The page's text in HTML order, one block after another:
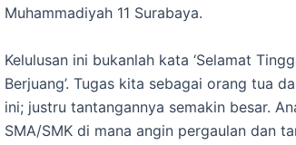
Muhammadiyah 11 Surabaya.
​Kelulusan ini bukanlah kata ‘Selamat
Berjuang’. Tugas kita sebagai orang tua
ini; justru tantangannya semakin besar.
SMA/SMK di mana angin pergaulan dan